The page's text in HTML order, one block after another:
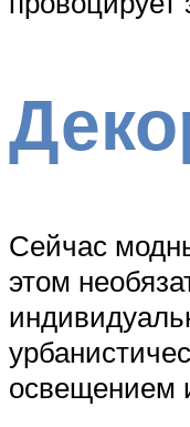
Сейчас
этом
освещением